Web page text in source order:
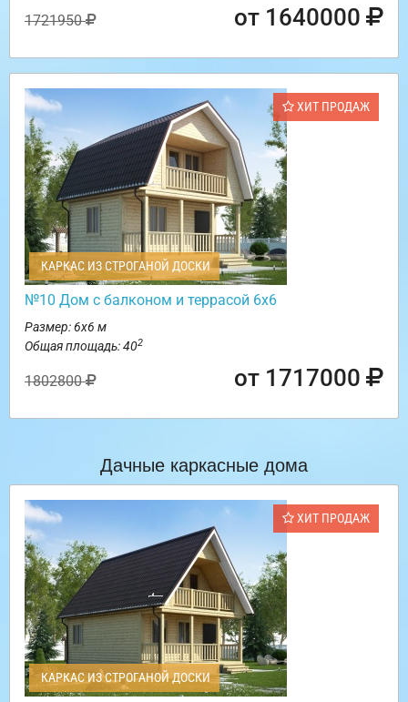
1721950 от 1640000
ХИТ ПРОДАЖ
КАРКАС ИЗ СТРОГАНОЙ ДОСКИ
№10 Дом с балконом и террасой 6х6
Размер: 6х6 м
Общая площадь: 402
1802800 от 1717000
Дачные каркасные дома
ХИТ ПРОДАЖ
КАРКАС ИЗ СТРОГАНОЙ ДОСКИ